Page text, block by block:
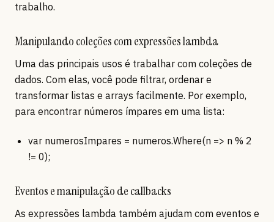
trabalho.
Manipulando coleções com expressões lambda
Uma das principais usos é trabalhar com coleções de
dados. Com elas, você pode filtrar, ordenar e
transformar listas e arrays facilmente. Por exemplo,
para encontrar números ímpares em uma lista:
var numerosImpares = numeros.Where(n => n % 2
!= 0);
Eventos e manipulação de callbacks
As expressões lambda também ajudam com eventos e